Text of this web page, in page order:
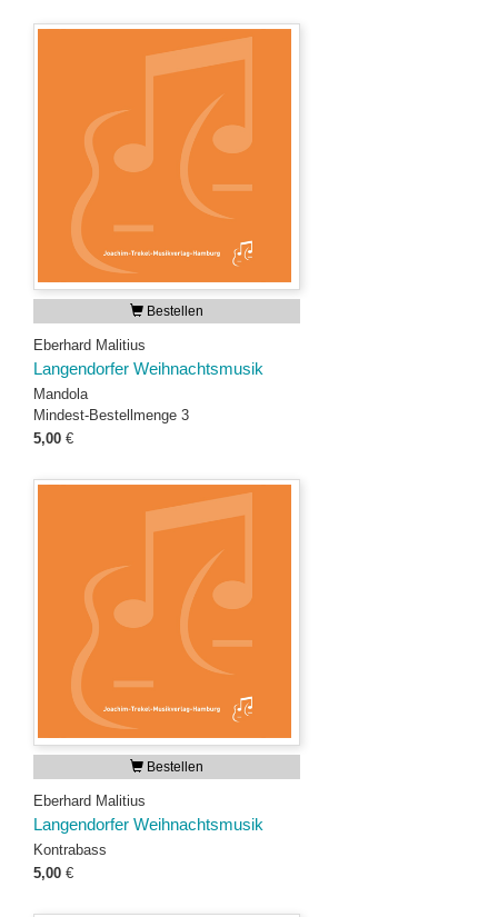
Bestellen
Eberhard Malitius
Langendorfer Weihnachtsmusik
Mandola
Mindest-Bestellmenge 3
5,00 €
Bestellen
Eberhard Malitius
Langendorfer Weihnachtsmusik
Kontrabass
5,00 €